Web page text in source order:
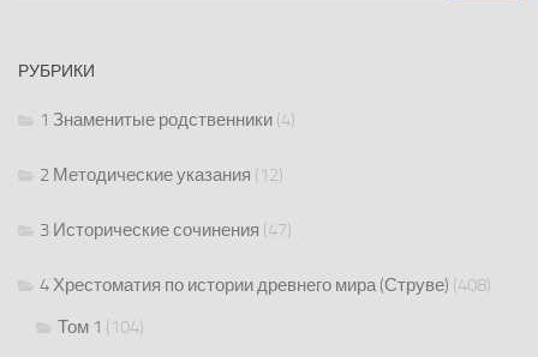
РУБРИКИ
1 Знаменитые родственники (4)
2 Методические указания (12)
3 Исторические сочинения (47)
4 Хрестоматия по истории древнего мира (Струве) (408)
Том 1 (104)